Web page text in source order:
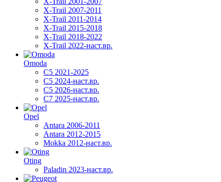
X-Trail 2007-2011
X-Trail 2011-2014
X-Trail 2015-2018
X-Trail 2018-2022
X-Trail 2022-наст.вр.
Omoda
C5 2021-2025
C5 2024-наст.вр.
C5 2026-наст.вр.
C7 2025-наст.вр.
Opel
Antara 2006-2011
Antara 2012-2015
Mokka 2012-наст.вр.
Oting
Paladin 2023-наст.вр.